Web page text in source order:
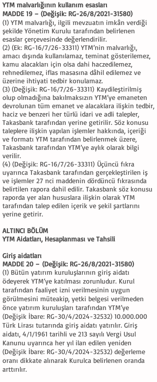
YTM malvarlığının kullanım esasları
MADDE 19 – (Değişik: RG-26/8/2021-31580)
(1) YTM malvarlığı, ilgili mevzuatın imkân verdiği
şekilde Yönetim Kurulu tarafından belirlenen
esaslar çerçevesinde değerlendirilir.
(2) (Ek: RG-16/7/26-33311) YTM’nin malvarlığı,
amacı dışında kullanılamaz, teminat gösterilemez,
kamu alacakları için olsa dahi haczedilemez,
rehnedilemez, iflas masasına dâhil edilemez ve
üzerine ihtiyati tedbir konulamaz.
(3) (Değişik: RG-16/7/26-33311) Kaydileştirilmiş
olup olmadığına bakılmaksızın YTM’ye emaneten
devrolunan tüm emanet ve alacaklara ilişkin tedbir,
haciz ve benzeri her türlü idari ve adli talepler,
Takasbank tarafından yerine getirilir. Söz konusu
taleplere ilişkin yapılan işlemler hakkında, içeriği
ve formatı YTM tarafından belirlenmek üzere,
Takasbank tarafından YTM’ye aylık olarak bilgi
verilir.
(4) (Değişik: RG-16/7/26-33311) Üçüncü fıkra
uyarınca Takasbank tarafından gerçekleştirilen iş
ve işlemler 27 nci maddenin dördüncü fıkrasında
belirtilen rapora dahil edilir. Takasbank söz konusu
raporda yer alan hususlara ilişkin olarak YTM
tarafından talep edilen içerik ve şekil şartlarını
yerine getirir.
ALTINCI BÖLÜM
YTM Aidatları, Hesaplanması ve Tahsili
Giriş aidatları
MADDE 20 – (Değişik: RG-26/8/2021-31580)
(1) Bütün yatırım kuruluşlarının giriş aidatı
ödeyerek YTM’ye katılması zorunludur. Kurul
tarafından faaliyet izni verilmesinin uygun
görülmesini müteakip, yetki belgesi verilmeden
önce yatırım kuruluşları tarafından YTM’ye
(Değişik İbare: RG-30/4/2024-32532) 10.000.000
Türk Lirası tutarında giriş aidatı yatırılır. Giriş
aidatı, 4/1/1961 tarihli ve 213 sayılı Vergi Usul
Kanunu uyarınca her yıl ilan edilen yeniden
(Değişik İbare: RG-30/4/2024-32532) değerleme
oranı dikkate alınarak Kurulca belirlenen oranda
arttırılır.